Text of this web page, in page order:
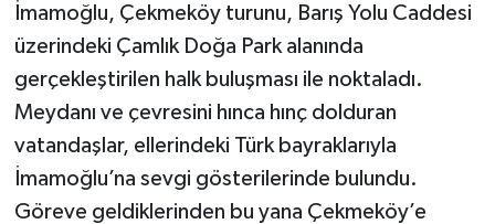
İmamoğlu, Çekmeköy turunu, Barış Yolu Caddesi
üzerindeki Çamlık Doğa Park alanında
gerçekleştirilen halk buluşması ile noktaladı.
Meydanı ve çevresini hınca hınç dolduran
vatandaşlar, ellerindeki Türk bayraklarıyla
İmamoğlu’na sevgi gösterilerinde bulundu.
Göreve geldiklerinden bu yana Çekmeköy’e